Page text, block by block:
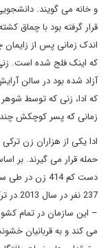
قرار گرفته بود با چماق
اندک زمانی پس از
که اینک فلج شده است.
آزاد شده بود در سالن
که ادا، زنی که توسط
زمانی که پسر کوچکش چند
ادا یکی از هزاران زن
حمله قرار می گیرند. بر
237
– این سازمان در تمام
می کند و به قربانیان